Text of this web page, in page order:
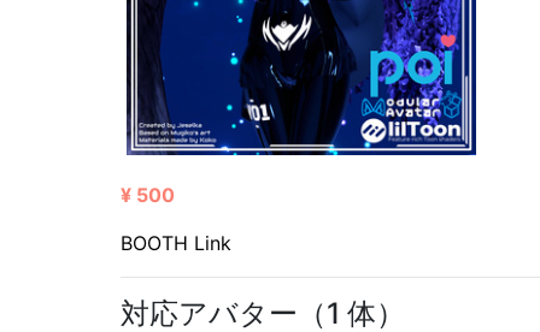
¥ 500
BOOTH Link
対応アバター（1 体）